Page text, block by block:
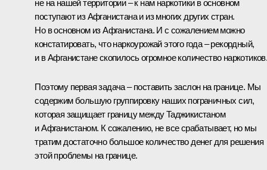
не на нашей территории – к нам наркотики в основном
поступают из Афганистана и из многих других стран.
Но в основном из Афганистана. И с сожалением можно
констатировать, что наркоурожай этого года – рекордный,
и в Афганистане скопилось огромное количество
Поэтому первая задача – поставить заслон на границе. Мы
содержим большую группировку наших пограничных сил,
которая защищает границу между Таджикистаном
и Афганистаном. К сожалению, не все срабатывает, но мы
тратим достаточно большое количество денег для решения
этой проблемы на границе.